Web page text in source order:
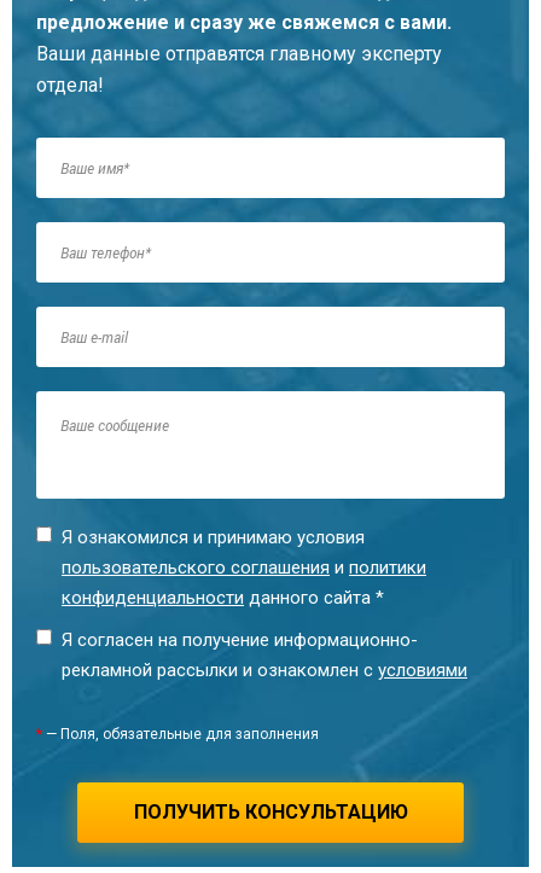
Технический специалист
предложение и сразу же свяжемся с вами.
Ваши данные отправятся главному эксперту
отдела!
Я ознакомился и принимаю условия
пользовательского соглашения и политики
конфиденциальности данного сайта *
Я согласен на получение информационно-
рекламной рассылки и ознакомлен с условиями
* — Поля, обязательные для заполнения
ПОЛУЧИТЬ КОНСУЛЬТАЦИЮ